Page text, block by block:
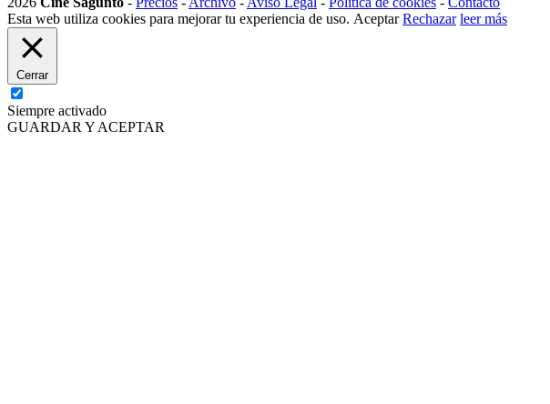
Esta web utiliza cookies para mejorar tu experiencia de uso. Aceptar Rechazar leer más
Cerrar
Siempre activado
GUARDAR Y ACEPTAR